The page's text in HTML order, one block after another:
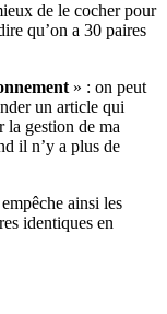
de le cocher pour
qu’on a 30 paires
» : on peut
un article qui
la gestion de ma
il n’y a plus de
ainsi les
identiques en